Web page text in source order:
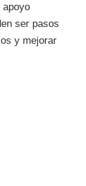
apoyo
ser pasos
y mejorar